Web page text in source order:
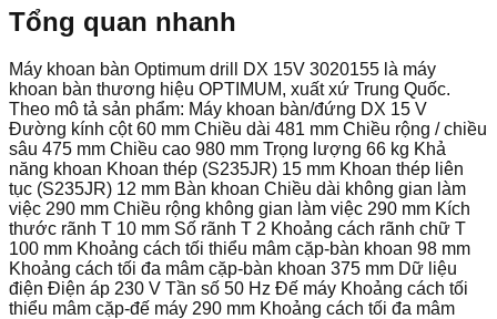
Tổng quan nhanh
Máy khoan bàn Optimum drill DX 15V 3020155 là máy
khoan bàn thương hiệu OPTIMUM, xuất xứ Trung Quốc.
Theo mô tả sản phẩm: Máy khoan bàn/đứng DX 15 V
Đường kính cột 60 mm Chiều dài 481 mm Chiều rộng / chiều
sâu 475 mm Chiều cao 980 mm Trọng lượng 66 kg Khả
năng khoan Khoan thép (S235JR) 15 mm Khoan thép liên
tục (S235JR) 12 mm Bàn khoan Chiều dài không gian làm
việc 290 mm Chiều rộng không gian làm việc 290 mm Kích
thước rãnh T 10 mm Số rãnh T 2 Khoảng cách rãnh chữ T
100 mm Khoảng cách tối thiểu mâm cặp-bàn khoan 98 mm
Khoảng cách tối đa mâm cặp-bàn khoan 375 mm Dữ liệu
điện Điện áp 230 V Tần số 50 Hz Đế máy Khoảng cách tối
thiểu mâm cặp-đế máy 290 mm Khoảng cách tối đa mâm